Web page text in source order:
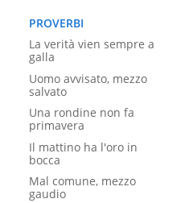
PROVERBI
La verità vien sempre a
galla
Uomo avvisato, mezzo
salvato
Una rondine non fa
primavera
Il mattino ha l'oro in
bocca
Mal comune, mezzo
gaudio